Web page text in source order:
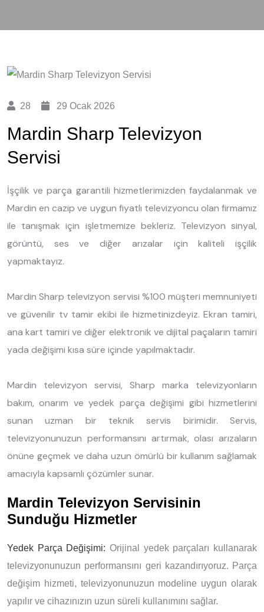
28 29 Ocak 2026
Mardin Sharp Televizyon
Servisi
İşçilik ve parça garantili hizmetlerimizden faydalanmak ve
Mardin en cazip ve uygun fiyatlı televizyoncu olan firmamız
ile tanışmak için işletmemize bekleriz. Televizyon sinyal,
görüntü, ses ve diğer arızalar için kaliteli işçilik
yapmaktayız.
Mardin Sharp televizyon servisi %100 müşteri memnuniyeti
ve güvenilir tv tamir ekibi ile hizmetinizdeyiz. Ekran tamiri,
ana kart tamiri ve diğer elektronik ve dijital paçaların tamiri
yada değişimi kısa süre içinde yapılmaktadır.
Mardin televizyon servisi, Sharp marka televizyonların
bakım, onarım ve yedek parça değişimi gibi hizmetlerini
sunan uzman bir teknik servis birimidir. Servis,
televizyonunuzun performansını artırmak, olası arızaların
önüne geçmek ve daha uzun ömürlü bir kullanım sağlamak
amacıyla kapsamlı çözümler sunar.
Mardin Televizyon Servisinin
Sunduğu Hizmetler
Yedek Parça Değişimi: Orijinal yedek parçaları kullanarak
televizyonunuzun performansını geri kazandırıyoruz. Parça
değişim hizmeti, televizyonunuzun modeline uygun olarak
yapılır ve cihazınızın uzun süreli kullanımını sağlar.